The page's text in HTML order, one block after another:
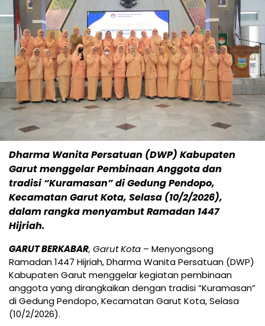
Dharma Wanita Persatuan (DWP) Kabupaten
Garut menggelar Pembinaan Anggota dan
tradisi “Kuramasan” di Gedung Pendopo,
Kecamatan Garut Kota, Selasa (10/2/2026),
dalam rangka menyambut Ramadan 1447
Hijriah.
GARUT BERKABAR, Garut Kota – Menyongsong
Ramadan 1447 Hijriah, Dharma Wanita Persatuan (DWP)
Kabupaten Garut menggelar kegiatan pembinaan
anggota yang dirangkaikan dengan tradisi “Kuramasan”
di Gedung Pendopo, Kecamatan Garut Kota, Selasa
(10/2/2026).